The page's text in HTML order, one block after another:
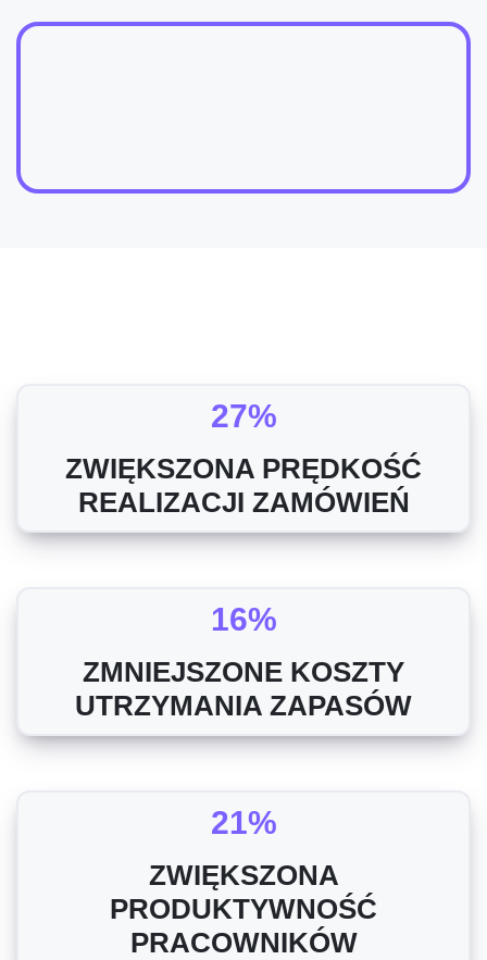
27%
ZWIĘKSZONA PRĘDKOŚĆ
REALIZACJI ZAMÓWIEŃ
16%
ZMNIEJSZONE KOSZTY
UTRZYMANIA ZAPASÓW
21%
ZWIĘKSZONA
PRODUKTYWNOŚĆ
PRACOWNIKÓW